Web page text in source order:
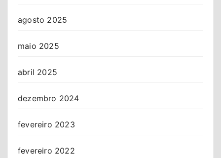
agosto 2025
maio 2025
abril 2025
dezembro 2024
fevereiro 2023
fevereiro 2022